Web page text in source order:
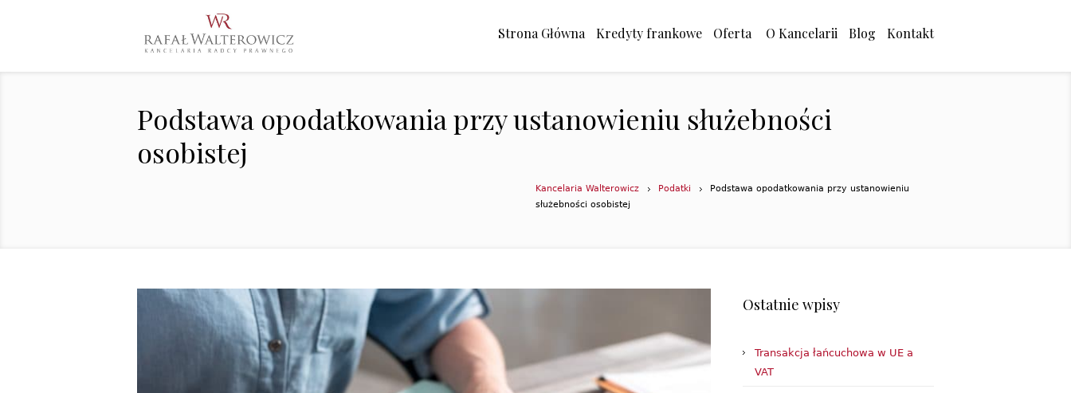
Strona Główna Kredyty frankowe Oferta O Kancelarii Blog Kontakt
Podstawa opodatkowania przy ustanowieniu służebności
osobistej
Kancelaria Walterowicz Podatki
Podstawa opodatkowania przy ustanowieniu
służebności osobistej
Ostatnie wpisy
Transakcja łańcuchowa w UE a
VAT